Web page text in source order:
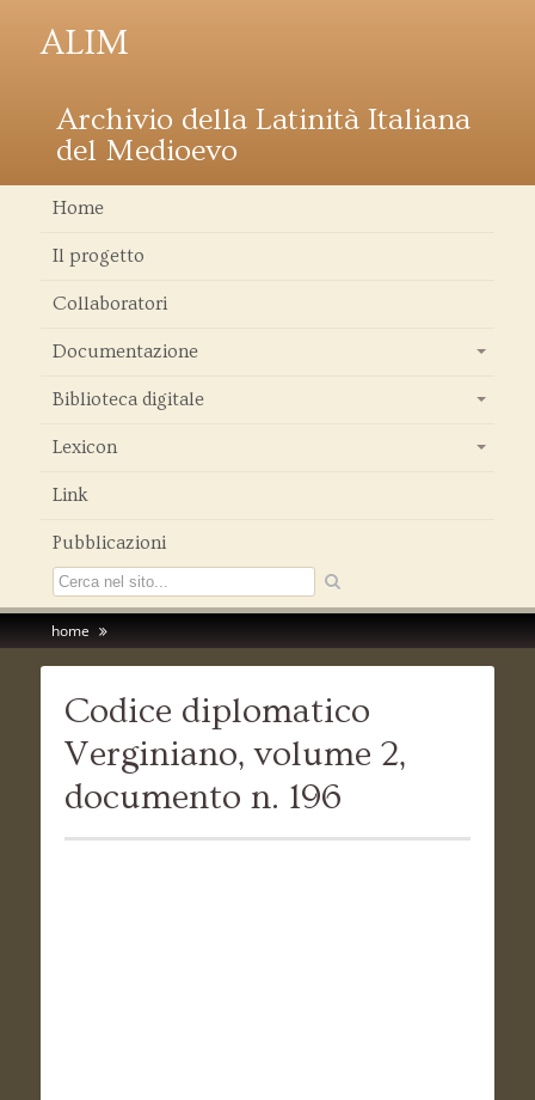
ALIM
Archivio della Latinità Italiana
del Medioevo
Home
Il progetto
Collaboratori
Documentazione
Biblioteca digitale
Lexicon
Link
Pubblicazioni
home
Codice diplomatico
Verginiano, volume 2,
documento n. 196